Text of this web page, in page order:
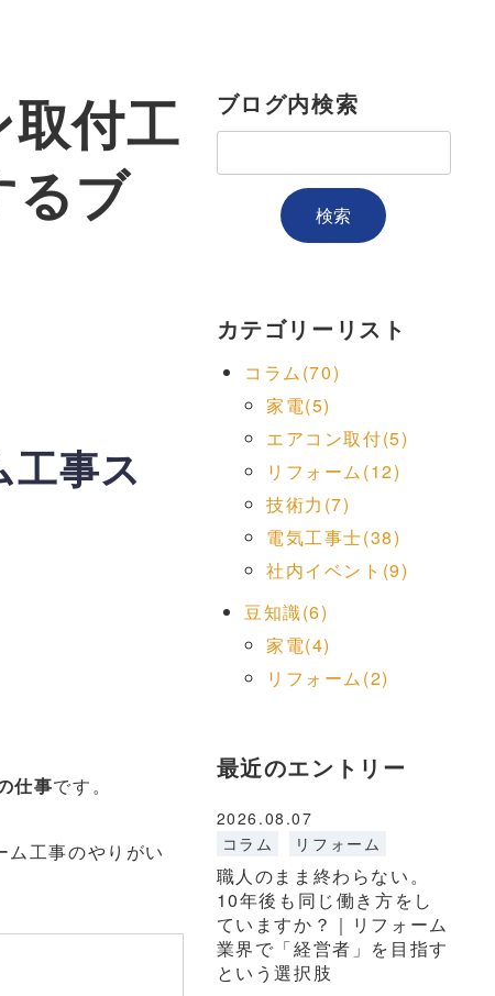
付工
るブ
工事ス
仕事です。
工事のやりがい
ブログ内検索
カテゴリーリスト
コラム(70)
家電(5)
エアコン取付(5)
リフォーム(12)
技術力(7)
電気工事士(38)
社内イベント(9)
豆知識(6)
家電(4)
リフォーム(2)
最近のエントリー
2026.08.07
コラム
リフォーム
職人のまま終わらない。
10年後も同じ働き方をし
ていますか？｜リフォーム
業界で「経営者」を目指す
という選択肢